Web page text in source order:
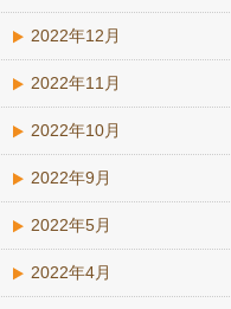
2022年12月
2022年11月
2022年10月
2022年9月
2022年5月
2022年4月